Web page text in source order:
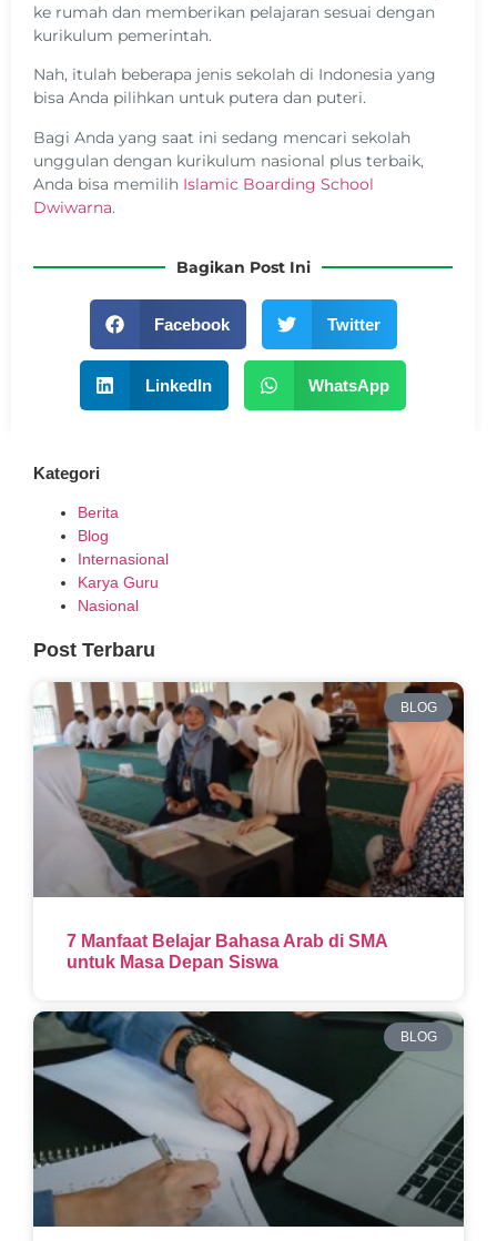
ke rumah dan memberikan pelajaran sesuai dengan
kurikulum pemerintah.
Nah, itulah beberapa jenis sekolah di Indonesia yang
bisa Anda pilihkan untuk putera dan puteri.
Bagi Anda yang saat ini sedang mencari sekolah
unggulan dengan kurikulum nasional plus terbaik,
Anda bisa memilih Islamic Boarding School
Dwiwarna.
Bagikan Post Ini
Facebook Twitter
LinkedIn WhatsApp
Kategori
Berita
Blog
Internasional
Karya Guru
Nasional
Post Terbaru
BLOG
7 Manfaat Belajar Bahasa Arab di SMA
untuk Masa Depan Siswa
BLOG